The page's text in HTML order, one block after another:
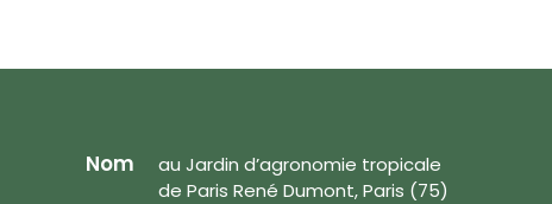
Nom
au Jardin d’agronomie tropicale
de Paris René Dumont, Paris (75)